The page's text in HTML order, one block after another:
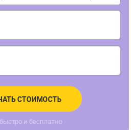
СТОИМОСТЬ
и бесплатно